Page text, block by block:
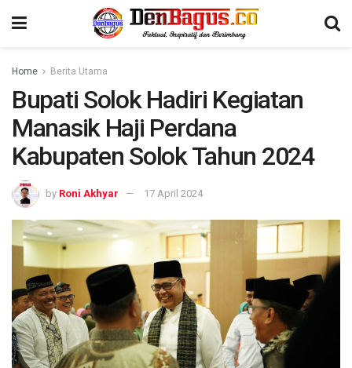
Home Berita Utama
Bupati Solok Hadiri Kegiatan
Manasik Haji Perdana
Kabupaten Solok Tahun 2024
by Roni Akhyar 17 April 2024